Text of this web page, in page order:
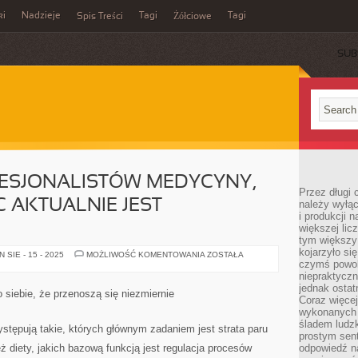
Nadzieje Spis Treści Tagi Żółciowe Tagi
MEDYCYNY,
JEST
SIE - 15 - 2025 MOŻLIWOŚĆ KOMENTOWANIA JEDNYM
NADZWYCZAJ
ZOSTAŁA
siebie, że przenoszą się niezmiernie
takie, których głównym zadaniem jest strata paru
diety, jakich bazową funkcją jest regulacja procesów
Przez długi
należy
i produkcji
większej
tym większy
kojarzyło
czymś
jednak
Coraz
śladem
prostym
odpowiedź